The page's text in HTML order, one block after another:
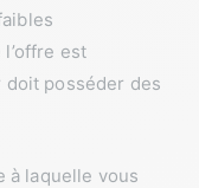
est
posséder des
à laquelle vous